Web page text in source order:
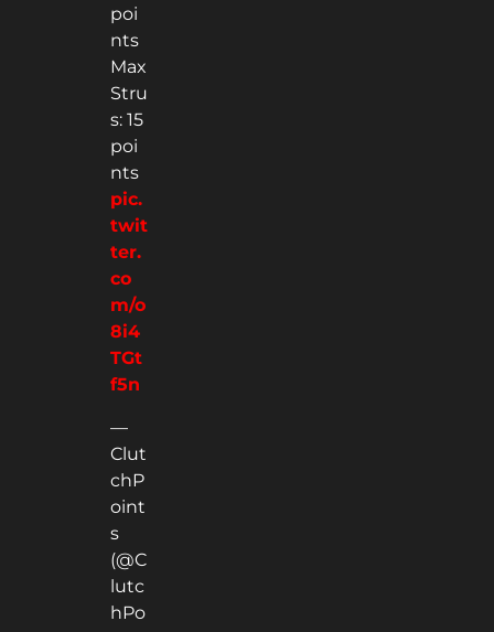
poi
nts
Max
Stru
s: 15
poi
nts
pic.
twit
ter.
co
m/o
8i4
TGt
f5n
—
Clut
chP
oint
s
(@C
lutc
hPo